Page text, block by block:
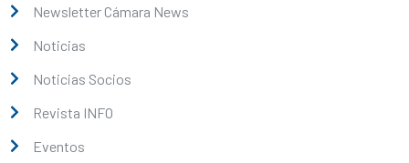
Newsletter Cámara News
Noticias
Noticias Socios
Revista INFO
Eventos